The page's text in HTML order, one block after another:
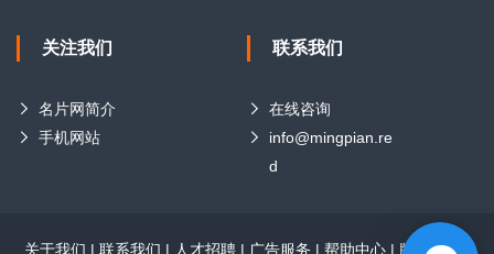
关注我们
名片网简介
手机网站
联系我们
在线咨询
info@mingpian.re
d
关于我们 | 联系我们 | 人才招聘 | 广告服务 | 帮助中心 | 版权声明